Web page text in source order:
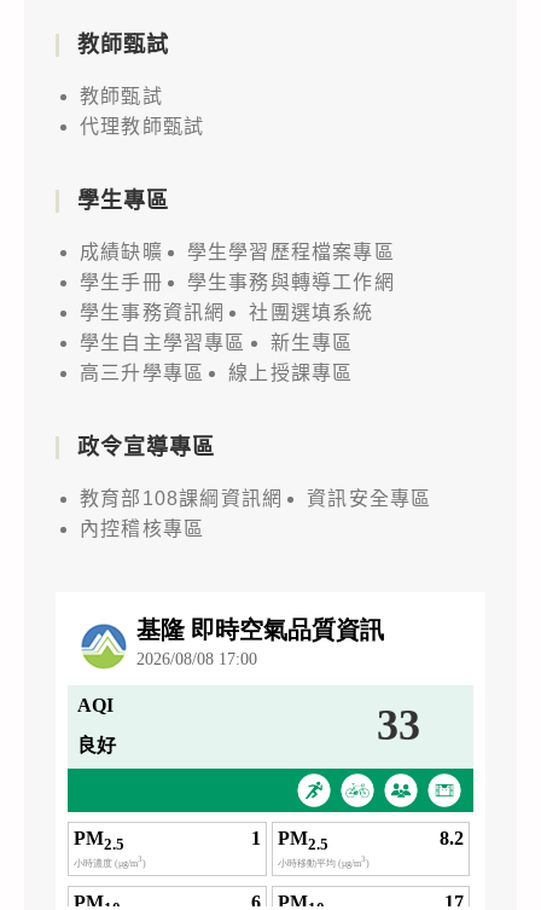
教師甄試
教師甄試
代理教師甄試
學生專區
成績缺曠
學生學習歷程檔案專區
學生手冊
學生事務與轉導工作網
學生事務資訊網
社團選填系統
學生自主學習專區
新生專區
高三升學專區
線上授課專區
政令宣導專區
教育部108課綱資訊網
資訊安全專區
內控稽核專區